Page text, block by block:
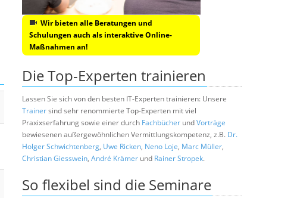
Wir bieten alle Beratungen und
Schulungen auch als interaktive Online-
Maßnahmen an!
Die Top-Experten trainieren
Lassen Sie sich von den besten IT-Experten trainieren: Unsere
Trainersind sehr renommierte Top-Experten mit viel
Praxixserfahrung sowie einer durch Fachbücher undVorträge
bewiesenen außergewöhnlichen Vermittlungskompetenz, z.B. Dr.
Holger Schwichtenberg, Uwe Ricken, Neno Loje, Marc Müller,
Christian Giesswein, André Krämer und Rainer Stropek.
So flexibel sind die Seminare